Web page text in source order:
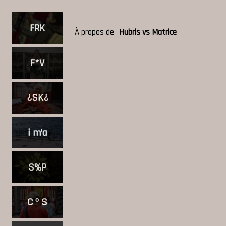
FRK
F*V
¿SK¿
i m’a
S%P
C º S
À propos de Hubris vs Matrice